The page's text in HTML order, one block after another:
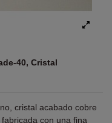
40, Cristal
cristal acabado cobre
con una fina